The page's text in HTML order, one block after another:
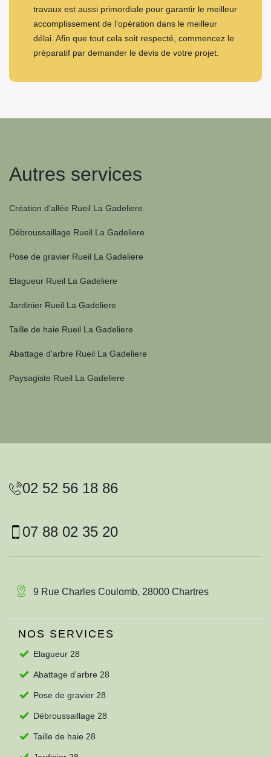
travaux est aussi primordiale pour garantir le meilleur
accomplissement de l’opération dans le meilleur
délai. Afin que tout cela soit respecté, commencez le
préparatif par demander le devis de votre projet.
Autres services
Création d'allée Rueil La Gadeliere
Débroussaillage Rueil La Gadeliere
Pose de gravier Rueil La Gadeliere
Elagueur Rueil La Gadeliere
Jardinier Rueil La Gadeliere
Taille de haie Rueil La Gadeliere
Abattage d'arbre Rueil La Gadeliere
Paysagiste Rueil La Gadeliere
02 52 56 18 86
07 88 02 35 20
9 Rue Charles Coulomb, 28000 Chartres
NOS SERVICES
Elagueur 28
Abattage d'arbre 28
Pose de gravier 28
Débroussaillage 28
Taille de haie 28